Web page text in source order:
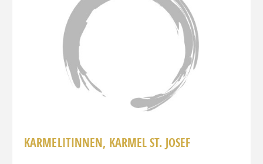
KARMELITINNEN, KARMEL ST. JOSEF